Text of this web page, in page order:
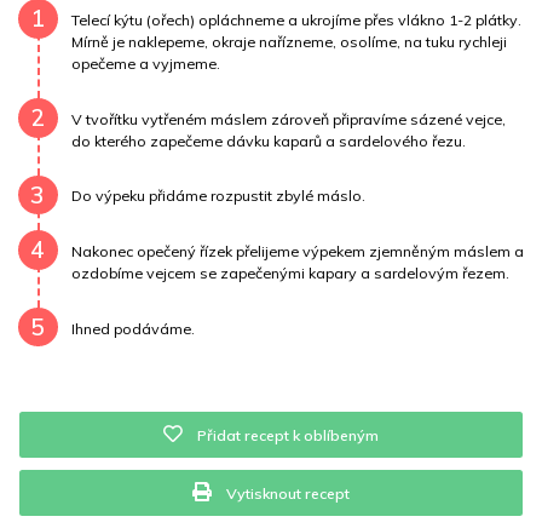
Draslík449.2 mg Vláknina 192 mg
Vitamín A 192 mg
Vitamín B120 mg Vitamín C0.1 mg
Vitamín E
1
Telecí kýtu (ořech) opláchneme a ukrojíme přes vlákno 1-2 plátky.
Mírně je naklepeme, okraje nařízneme, osolíme, na tuku rychleji
opečeme a vyjmeme.
2
V tvořítku vytřeném máslem zároveň připravíme sázené vejce,
do kterého zapečeme dávku kaparů a sardelového řezu.
3 Do výpeku přidáme rozpustit zbylé máslo.
4
Nakonec opečený řízek přelijeme výpekem zjemněným máslem a
ozdobíme vejcem se zapečenými kapary a sardelovým řezem.
5 Ihned podáváme.
Přidat recept k oblíbeným
Vytisknout recept